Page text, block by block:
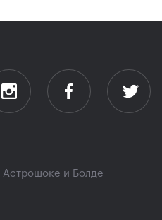
Астрошоке и Болде